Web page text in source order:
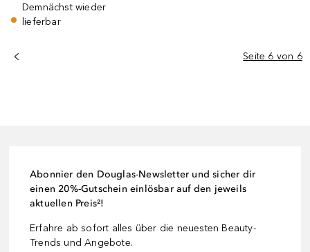
Demnächst wieder
lieferbar
Seite 6 von 6
Abonnier den Douglas-Newsletter und sicher dir
einen 20%-Gutschein einlösbar auf den jeweils
aktuellen Preis²!
Erfahre ab sofort alles über die neuesten Beauty-
Trends und Angebote.